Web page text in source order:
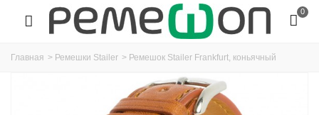
0
Главная > Ремешки Stailer > Ремешок Stailer Frankfurt, коньячный